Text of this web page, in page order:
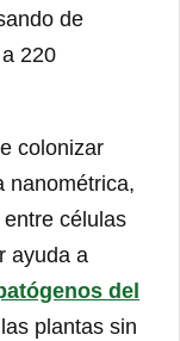
de
220
colonizar
nanométrica,
células
ayuda a
del
plantas sin